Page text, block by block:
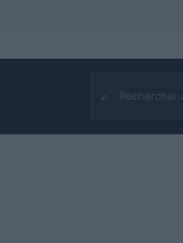
⌕
Rechercher